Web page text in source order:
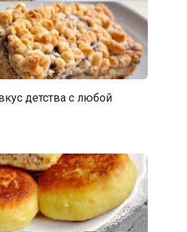
детства с любой